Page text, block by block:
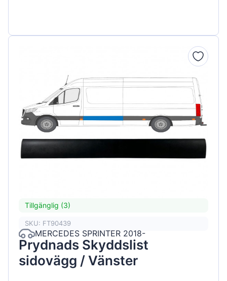
Tillgänglig (3)
SKU: FT90439
MERCEDES SPRINTER 2018-
Prydnads Skyddslist
sidovägg / Vänster